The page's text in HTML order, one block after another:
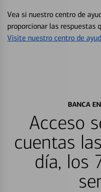
Vea si nuestro centro de
proporcionar las respuestas
Visite nuestro centro de
BANCA
Acceso
cuentas
día, los